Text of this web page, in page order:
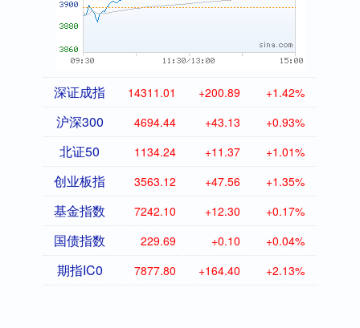
深证成指 14311.01 +200.89 +1.42%
沪深300 4694.44 +43.13 +0.93%
北证50 1134.24 +11.37 +1.01%
创业板指 3563.12 +47.56 +1.35%
基金指数 7242.10 +12.30 +0.17%
国债指数 229.69 +0.10 +0.04%
期指IC0 7877.80 +164.40 +2.13%